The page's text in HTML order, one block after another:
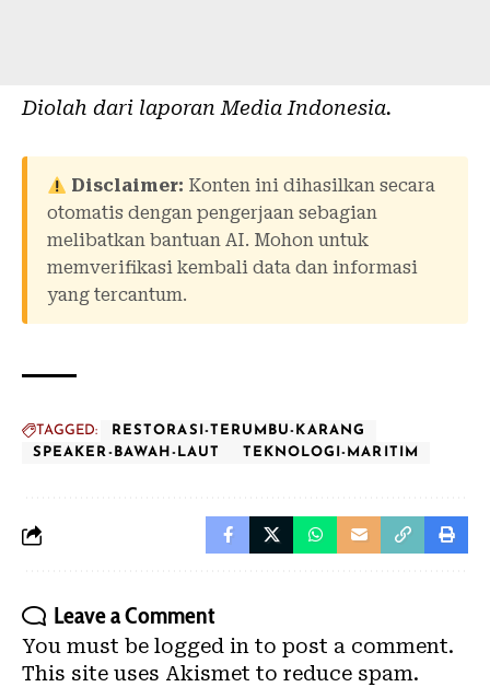
Diolah dari laporanMedia Indonesia.
Disclaimer: Konten ini dihasilkan secara
otomatis dengan pengerjaan sebagian
melibatkan bantuan AI. Mohon untuk
memverifikasi kembali data dan informasi
yang tercantum.
TAGGED:
RESTORASI-TERUMBU-KARANG
SPEAKER-BAWAH-LAUT
TEKNOLOGI-MARITIM
Leave a Comment
You must be logged in to post a comment.
This site uses Akismet to reduce spam.